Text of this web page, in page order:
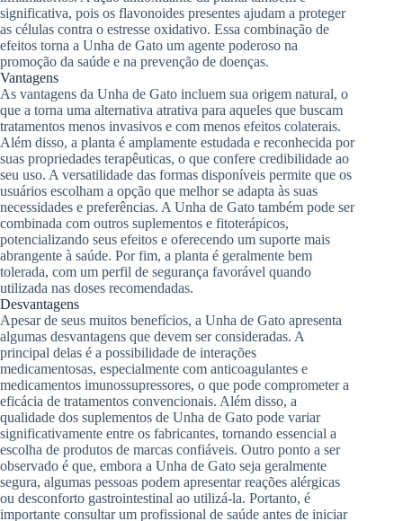
significativa, pois os flavonoides presentes ajudam a proteger
as células contra o estresse oxidativo. Essa combinação de
efeitos torna a Unha de Gato um agente poderoso na
promoção da saúde e na prevenção de doenças.
Vantagens
As vantagens da Unha de Gato incluem sua origem natural, o
que a torna uma alternativa atrativa para aqueles que buscam
tratamentos menos invasivos e com menos efeitos colaterais.
Além disso, a planta é amplamente estudada e reconhecida por
suas propriedades terapêuticas, o que confere credibilidade ao
seu uso. A versatilidade das formas disponíveis permite que os
usuários escolham a opção que melhor se adapta às suas
necessidades e preferências. A Unha de Gato também pode ser
combinada com outros suplementos e fitoterápicos,
potencializando seus efeitos e oferecendo um suporte mais
abrangente à saúde. Por fim, a planta é geralmente bem
tolerada, com um perfil de segurança favorável quando
utilizada nas doses recomendadas.
Desvantagens
Apesar de seus muitos benefícios, a Unha de Gato apresenta
algumas desvantagens que devem ser consideradas. A
principal delas é a possibilidade de interações
medicamentosas, especialmente com anticoagulantes e
medicamentos imunossupressores, o que pode comprometer a
eficácia de tratamentos convencionais. Além disso, a
qualidade dos suplementos de Unha de Gato pode variar
significativamente entre os fabricantes, tornando essencial a
escolha de produtos de marcas confiáveis. Outro ponto a ser
observado é que, embora a Unha de Gato seja geralmente
segura, algumas pessoas podem apresentar reações alérgicas
ou desconforto gastrointestinal ao utilizá-la. Portanto, é
importante consultar um profissional de saúde antes de iniciar